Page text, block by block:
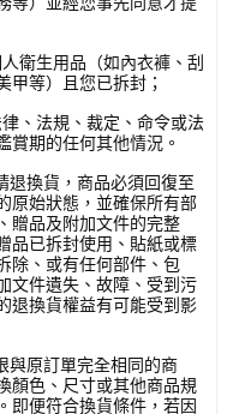
衛生用品（如內衣褲、刮
甲等）且您已拆封；
律、法規、裁定、命令或法
賞期的任何其他情況。
退換貨，商品必須回復至
原始狀態，並確保所有部
贈品及附加文件的完整
品已拆封使用、貼紙或標
除、或有任何部件、包
文件遺失、故障、受到污
退換貨權益有可能受到影
與原訂單完全相同的商
顏色、尺寸或其他商品規
即便符合換貨條件，若因